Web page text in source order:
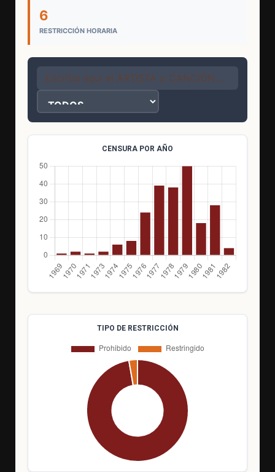
6
RESTRICCIÓN HORARIA
CENSURA POR AÑO
TIPO DE RESTRICCIÓN